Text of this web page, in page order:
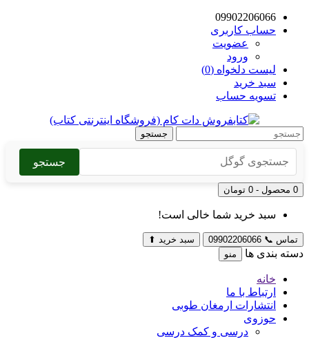
09902206066
حساب کاربری
عضویت
ورود
لیست دلخواه (0)
سبد خرید
تسویه حساب
جستجو
جستجو
0 محصول - 0 تومان
سبد خرید شما خالی است!
تماس 📞
09902206066 سبد خرید ⬆
دسته بندی ها منو
خانه
ارتباط با ما
انتشارات ارمغان طوبی
حوزوی
درسی و کمک درسی